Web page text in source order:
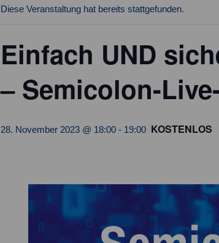
Diese Veranstaltung hat bereits stattgefunden.
Einfach UND
– Semicolon-
28. November 2023 @ 18:00 - 19:00 KOSTENLOS